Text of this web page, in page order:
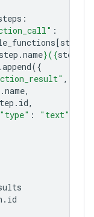
:
:
[step
step .name}({step
.append({
,
.name,
. id,
"type" : "text"
. id